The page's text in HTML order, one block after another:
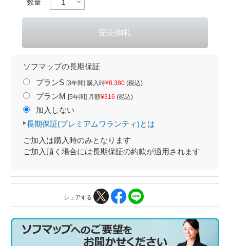
数量
ソフマップの長期保証
プランS [3年間] 購入時¥8,380(税込)
プランM [5年間] 月額¥316 (税込)
加入しない
長期保証(プレミアムワランティ)とは
ご加入は購入時のみとなります
ご加入頂く場合には長期保証の約款が適用されます
シェアする